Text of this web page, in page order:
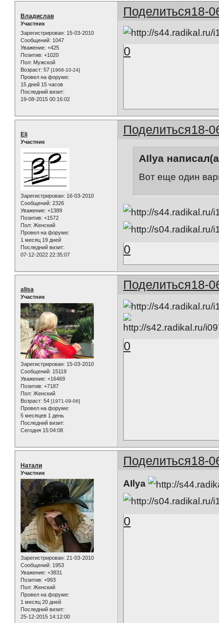
Поделиться18-
Владислав
Участник
Зарегистрирован: 15-03-2010
Сообщений: 1047
Уважение: +425
Позитив: +1020
Пол: Мужской
Возраст: 57 [1968-10-24]
Провел на форуме:
15 дней 15 часов
Последний визит:
19-08-2015 00:16:02
0
Поделиться18-
Eli
Участник
Зарегистрирован: 16-03-2010
Сообщений: 2326
Уважение: +1389
Позитив: +1572
Пол: Женский
Провел на форуме:
1 месяц 19 дней
Последний визит:
07-12-2022 22:35:07
AIlya
Вот еще один
0
Поделиться18-
alisa
Участник
Зарегистрирован: 15-03-2010
Сообщений: 15119
Уважение: +16469
Позитив: +7187
Пол: Женский
Возраст: 54 [1971-09-06]
Провел на форуме:
5 месяцев 1 день
Последний визит:
Сегодня 15:04:08
0
Поделиться18-
Натали
Участник
Зарегистрирован: 21-03-2010
Сообщений: 1953
Уважение: +3831
Позитив: +993
Пол: Женский
Провел на форуме:
1 месяц 20 дней
Последний визит:
25-12-2015 14:12:00
AIlya
0